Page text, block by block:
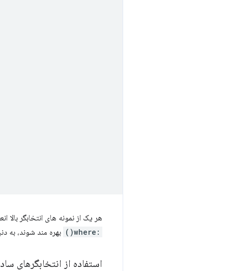
هر یک از نمونه های انتخابگر
:where() بهره مند شوند، به
استفاده از انتخابگرهای